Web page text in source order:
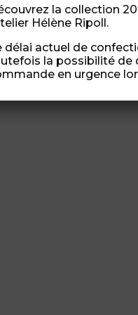
la collection
Hélène Ripoll.
délai actuel de
la possibilité de
en urgence